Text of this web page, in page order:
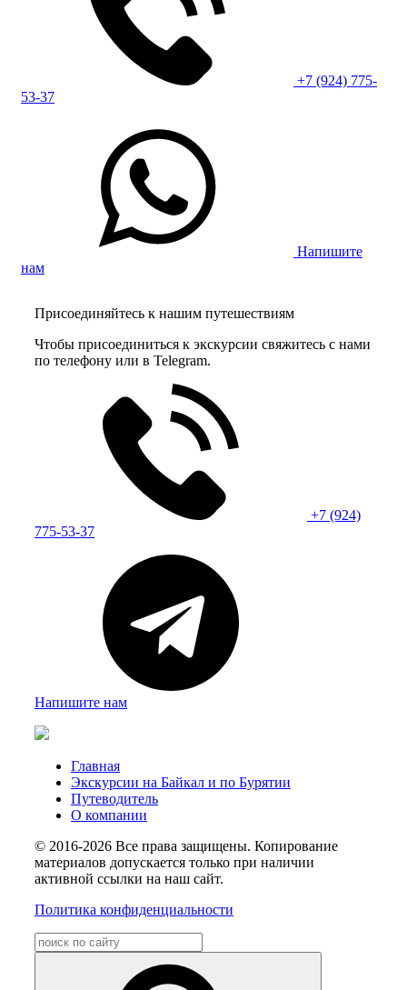
+7 (924) 775-
53-37
Напишите
нам
Присоединяйтесь к нашим путешествиям
Чтобы присоединиться к экскурсии свяжитесь с нами
по телефону или в Telegram.
+7 (924)
775-53-37
Напишите нам
Главная
Экскурсии на Байкал и по Бурятии
Путеводитель
О компании
© 2016-2026 Все права защищены. Копирование
материалов допускается только при наличии
активной ссылки на наш сайт.
Политика конфиденциальности